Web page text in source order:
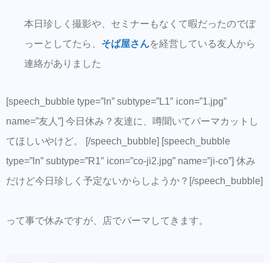
本日珍しく撮影や、セミナーもなくて暇だったのでぼ
っーとしてたら、 そば屋さんを経営している友人から
連絡がありました
[speech_bubble type=”ln” subtype=”L1″ icon=”1.jpg”
name=”友人”] 今日休み？友達に、噂聞いてパーマカットし
てほしいやけど。 [/speech_bubble] [speech_bubble
type=”ln” subtype=”R1″ icon=”co-ji2.jpg” name=”ji-co”] 休み
だけど今日珍しく予定ないからしようか？[/speech_bubble]
って事で休みですが、店でパーマしてきます。